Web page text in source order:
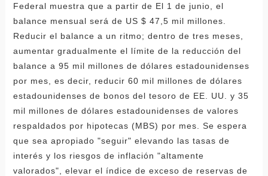
Federal muestra que a partir de El 1 de junio, el
balance mensual será de US $ 47,5 mil millones.
Reducir el balance a un ritmo; dentro de tres meses,
aumentar gradualmente el límite de la reducción del
balance a 95 mil millones de dólares estadounidenses
por mes, es decir, reducir 60 mil millones de dólares
estadounidenses de bonos del tesoro de EE. UU. y 35
mil millones de dólares estadounidenses de valores
respaldados por hipotecas (MBS) por mes. Se espera
que sea apropiado "seguir" elevando las tasas de
interés y los riesgos de inflación "altamente
valorados", elevar el índice de exceso de reservas de